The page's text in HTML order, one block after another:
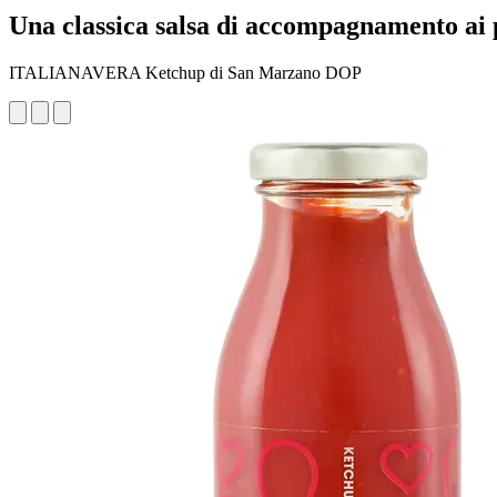
Una classica salsa di accompagnamento
ITALIANAVERA Ketchup di San Marzano DOP